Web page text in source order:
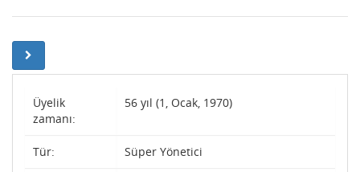
Üyelik
zamanı:
56 yıl (1, Ocak, 1970)
Tür: Süper Yönetici